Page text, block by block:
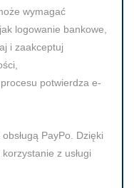
wymagać
logowanie bankowe,
i zaakceptuj
potwierdza e-
PayPo. Dzięki
z usługi